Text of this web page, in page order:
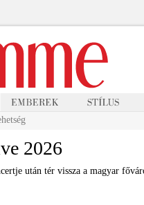
2026
után tér vissza a magyar